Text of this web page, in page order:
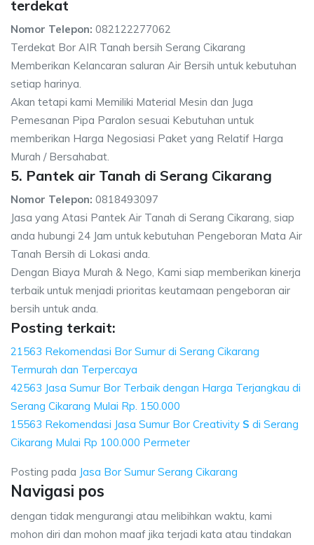
terdekat
Nomor Telepon: 082122277062
Terdekat Bor AIR Tanah bersih Serang Cikarang
Memberikan Kelancaran saluran Air Bersih untuk kebutuhan
setiap harinya.
Akan tetapi kami Memiliki Material Mesin dan Juga
Pemesanan Pipa Paralon sesuai Kebutuhan untuk
memberikan Harga Negosiasi Paket yang Relatif Harga
Murah / Bersahabat.
5. Pantek air Tanah di Serang Cikarang
Nomor Telepon: 0818493097
Jasa yang Atasi Pantek Air Tanah di Serang Cikarang, siap
anda hubungi 24 Jam untuk kebutuhan Pengeboran Mata Air
Tanah Bersih di Lokasi anda.
Dengan Biaya Murah & Nego, Kami siap memberikan kinerja
terbaik untuk menjadi prioritas keutamaan pengeboran air
bersih untuk anda.
Posting terkait:
21563 Rekomendasi Bor Sumur di Serang Cikarang
Termurah dan Terpercaya
42563 Jasa Sumur Bor Terbaik dengan Harga Terjangkau di
Serang Cikarang Mulai Rp. 150.000
15563 Rekomendasi Jasa Sumur Bor Creativity S di Serang
Cikarang Mulai Rp 100.000 Permeter
Posting pada Jasa Bor Sumur Serang Cikarang
Navigasi pos
dengan tidak mengurangi atau melibihkan waktu, kami
mohon diri dan mohon maaf jika terjadi kata atau tindakan